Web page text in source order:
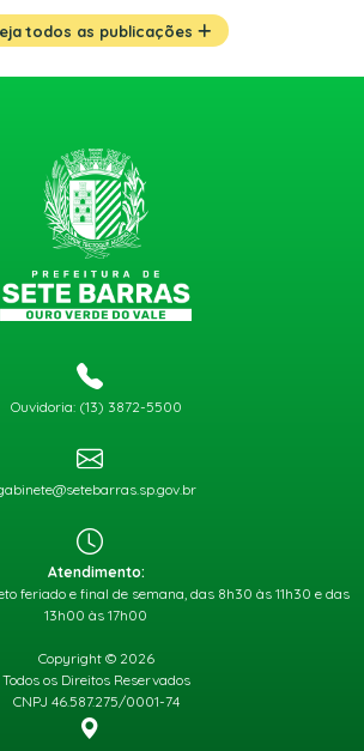
todos as publicações
Ouvidoria: (13) 3872-5500
Atendimento:
feriado e final de semana, das 8h30 às 11h30 e das
13h00 às 17h00
Copyright © 2026
Todos os Direitos Reservados
CNPJ 46.587.275/0001-74